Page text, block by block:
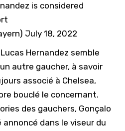
is considered
July 18, 2022
Hernandez semble
autre gaucher, à savoir
associé à Chelsea,
bouclé le concernant.
des gauchers, Gonçalo
dans le viseur du